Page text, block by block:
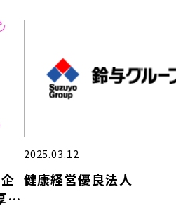
生
2025.03.12
健康経営優良法人